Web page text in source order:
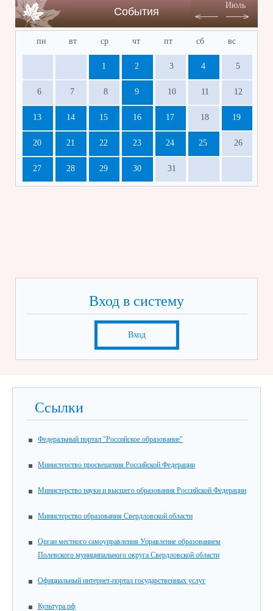
События
Июль
пн вт ср чт пт сб вс
1 2 3 4 5
6 7 8 9 10 11 12
13 14 15 16 17 18 19
20 21 22 23 24 25 26
27 28 29 30 31
Вход в систему
Вход
Ссылки
Федеральный портал "Российское образование"
Министерство просвещения Российской Федерации
Министерство науки и высшего образования Российской Федерации
Министерство образования Свердловской области
Орган местного самоуправления Управление образованием
Полевского муниципального округа Свердловской области
Официальный интернет-портал государственных услуг
Культура.рф